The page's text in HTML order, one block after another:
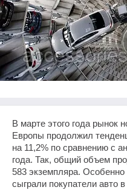
В марте этого года рынок
Европы продолжил
на 11,2% по сравнению с
года. Так, общий объем
583 экземпляра.
сыграли покупатели авто